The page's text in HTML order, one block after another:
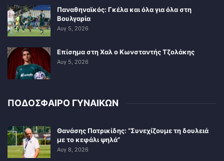
Παναθηναϊκός: Γκέλα και όλα για όλα στη
Βουλγαρία
Αυγ 5, 2026
Επίσημα στη Χαλ ο Κωνσταντής Τζολάκης
Αυγ 5, 2026
ΠΟΔΟΣΦΑΙΡΟ ΓΥΝΑΙΚΩΝ
Θανάσης Πατρικίδης: “Συνεχίζουμε τη δουλειά
με το κεφάλι ψηλά”
Αυγ 8, 2026